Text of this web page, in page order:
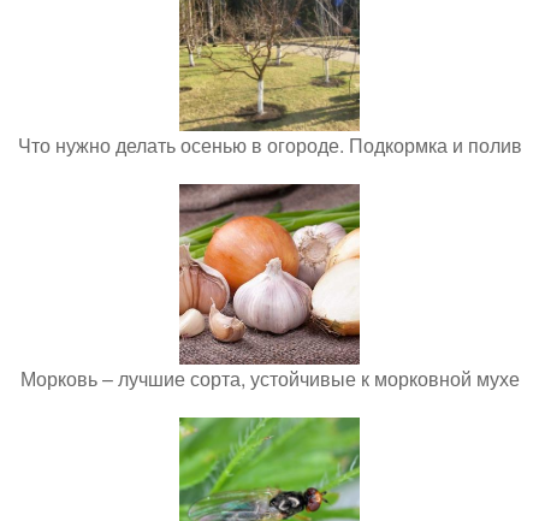
Что нужно делать осенью в огороде. Подкормка и полив
Морковь – лучшие сорта, устойчивые к морковной мухе